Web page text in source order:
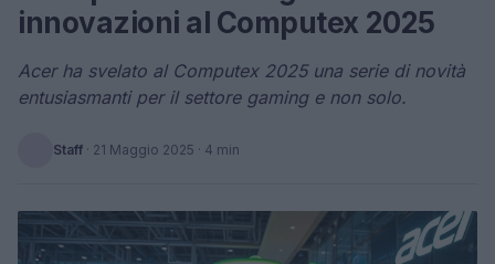
innovazioni al Computex 2025
Acer ha svelato al Computex 2025 una serie di novità
entusiasmanti per il settore gaming e non solo.
Staff · 21 Maggio 2025 · 4 min